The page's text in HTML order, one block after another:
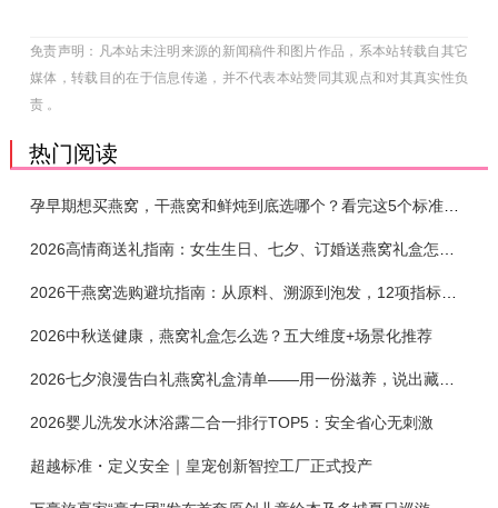
免责声明：凡本站未注明来源的新闻稿件和图片作品，系本站转载自其它
媒体，转载目的在于信息传递，并不代表本站赞同其观点和对其真实性负
责 。
热门阅读
孕早期想买燕窝，干燕窝和鲜炖到底选哪个？看完这5个标准再下单
2026干燕窝选购避坑指南：从原料、溯源到泡发，12项指标判断靠谱燕窝
2026中秋送健康，燕窝礼盒怎么选？五大维度+场景化推荐
2026七夕浪漫告白礼燕窝礼盒清单——用一份滋养，说出藏在心底的爱
2026婴儿洗发水沐浴露二合一排行TOP5：安全省心无刺激
超越标准・定义安全｜皇宠创新智控工厂正式投产